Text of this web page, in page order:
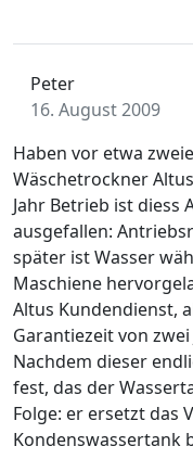
Peter
16. August 2009
Haben vor etwa
Wäschetrockner
Jahr Betrieb ist diess
ausgefallen:
später ist Wasser
Maschiene
Altus Kundendienst,
Garantiezeit von zwei
Nachdem dieser
fest, das der
Folge: er ersetzt das
Kondenswassertank